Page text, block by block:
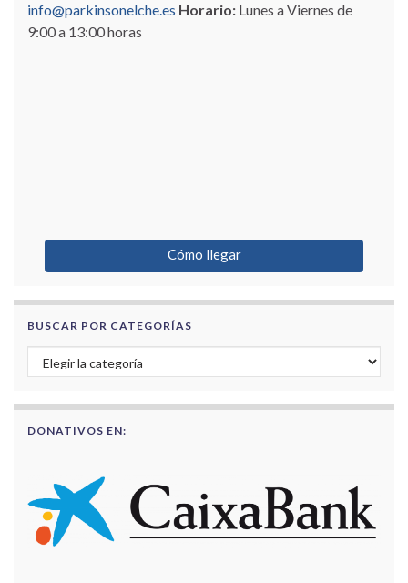
info@parkinsonelche.es Horario: Lunes a Viernes de
9:00 a 13:00 horas
Cómo llegar
BUSCAR POR CATEGORÍAS
Buscar por categorías
DONATIVOS EN: